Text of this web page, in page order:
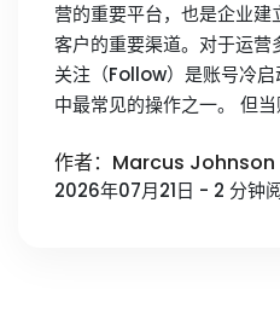
营的重要平台，也是企业
客户的重要渠道。对于运营
关注（Follow）是账号冷
中最常见的操作之一。 但
作者：Marcus Johnson
2026年07月21日 - 2 分钟